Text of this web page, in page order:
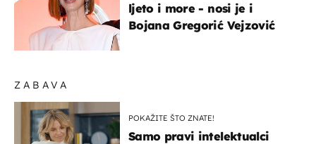
ZABAVA
POKAŽITE ŠTO ZNATE!
Samo pravi intelektualci
ljeto i more - nosi je i
Bojana Gregorić Vejzović